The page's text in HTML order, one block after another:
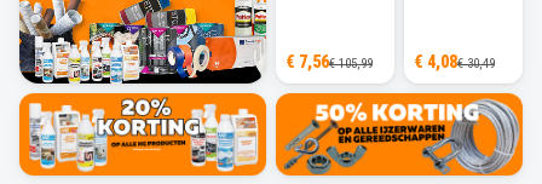
€ 7,56€ 105,99 € 4,08€ 30,49